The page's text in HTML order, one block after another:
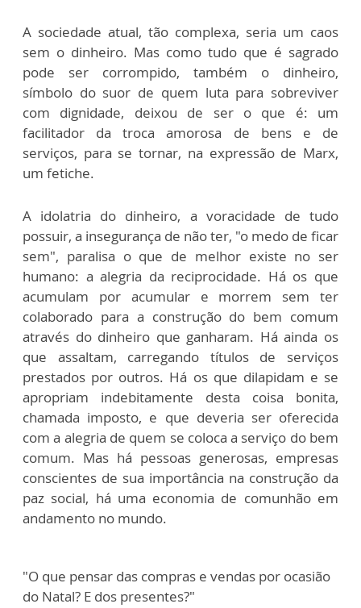
A sociedade atual, tão complexa, seria um caos
sem o dinheiro. Mas como tudo que é sagrado
pode ser corrompido, também o dinheiro,
símbolo do suor de quem luta para sobreviver
com dignidade, deixou de ser o que é: um
facilitador da troca amorosa de bens e de
serviços, para se tornar, na expressão de Marx,
um fetiche.
A idolatria do dinheiro, a voracidade de tudo
possuir, a insegurança de não ter, "o medo de ficar
sem", paralisa o que de melhor existe no ser
humano: a alegria da reciprocidade. Há os que
acumulam por acumular e morrem sem ter
colaborado para a construção do bem comum
através do dinheiro que ganharam. Há ainda os
que assaltam, carregando títulos de serviços
prestados por outros. Há os que dilapidam e se
apropriam indebitamente desta coisa bonita,
chamada imposto, e que deveria ser oferecida
com a alegria de quem se coloca a serviço do bem
comum. Mas há pessoas generosas, empresas
conscientes de sua importância na construção da
paz social, há uma economia de comunhão em
andamento no mundo.
"O que pensar das compras e vendas por ocasião
do Natal? E dos presentes?"